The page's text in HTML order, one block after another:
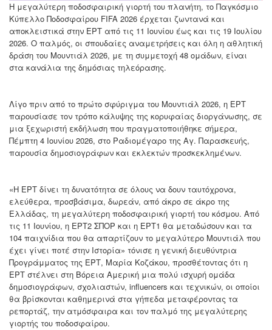
Η μεγαλύτερη ποδοσφαιρική γιορτή του πλανήτη, το Παγκόσμιο
Κύπελλο Ποδοσφαίρου FIFA 2026 έρχεται ζωντανά και
αποκλειστικά στην ΕΡΤ από τις 11 Ιουνίου έως και τις 19 Ιουλίου
2026. Ο παλμός, οι σπουδαίες αναμετρήσεις και όλη η αθλητική
δράση του Μουντιάλ 2026, με τη συμμετοχή 48 ομάδων, είναι
στα κανάλια της δημόσιας τηλεόρασης.
Λίγο πριν από το πρώτο σφύριγμα του Μουντιάλ 2026, η ΕΡΤ
παρουσίασε τον τρόπο κάλυψης της κορυφαίας διοργάνωσης, σε
μια ξεχωριστή εκδήλωση που πραγματοποιήθηκε σήμερα,
Πέμπτη 4 Ιουνίου 2026, στο Ραδιομέγαρο της Αγ. Παρασκευής,
παρουσία δημοσιογράφων και εκλεκτών προσκεκλημένων.
«Η ΕΡΤ δίνει τη δυνατότητα σε όλους να δουν ταυτόχρονα,
ελεύθερα, προσβάσιμα, δωρεάν, από άκρο σε άκρο της
Ελλάδας, τη μεγαλύτερη ποδοσφαιρική γιορτή του κόσμου. Από
τις 11 Ιουνίου, η ΕΡΤ2 ΣΠΟΡ και η ΕΡΤ1 θα μεταδώσουν και τα
104 παιχνίδια που θα απαρτίζουν το μεγαλύτερο Μουντιάλ που
έχει γίνει ποτέ στην Ιστορία» τόνισε η γενική διευθύντρια
Προγράμματος της ΕΡΤ, Μαρία Κοζάκου, προσθέτοντας ότι η
ΕΡΤ στέλνει στη Βόρεια Αμερική μια πολύ ισχυρή ομάδα
δημοσιογράφων, σχολιαστών, influencers και τεχνικών, οι οποίοι
θα βρίσκονται καθημερινά στα γήπεδα μεταφέροντας τα
ρεπορτάζ, την ατμόσφαιρα και τον παλμό της μεγαλύτερης
γιορτής του ποδοσφαίρου.